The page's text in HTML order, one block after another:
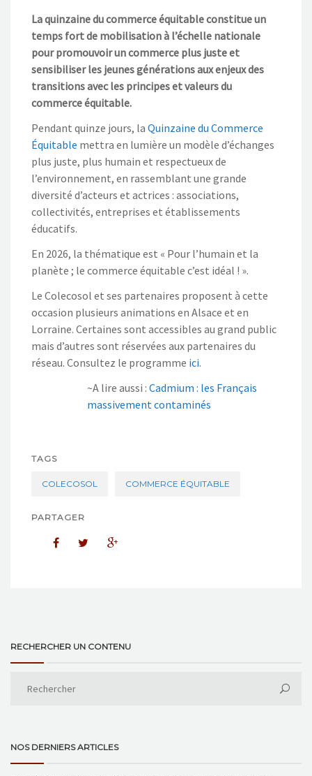
La quinzaine du commerce équitable constitue un
temps fort de mobilisation à l’échelle nationale
pour promouvoir un commerce plus juste et
sensibiliser les jeunes générations aux enjeux des
transitions avec les principes et valeurs du
commerce équitable.
Pendant quinze jours, la Quinzaine du Commerce
Équitable mettra en lumière un modèle d’échanges
plus juste, plus humain et respectueux de
l’environnement, en rassemblant une grande
diversité d’acteurs et actrices : associations,
collectivités, entreprises et établissements
éducatifs.
En 2026, la thématique est « Pour l’humain et la
planète ; le commerce équitable c’est idéal ! ».
Le Colecosol et ses partenaires proposent à cette
occasion plusieurs animations en Alsace et en
Lorraine. Certaines sont accessibles au grand public
mais d’autres sont réservées aux partenaires du
réseau. Consultez le programme ici.
~A lire aussi : Cadmium : les Français
massivement contaminés
TAGS
COLECOSOL COMMERCE ÉQUITABLE
PARTAGER
RECHERCHER UN CONTENU
NOS DERNIERS ARTICLES